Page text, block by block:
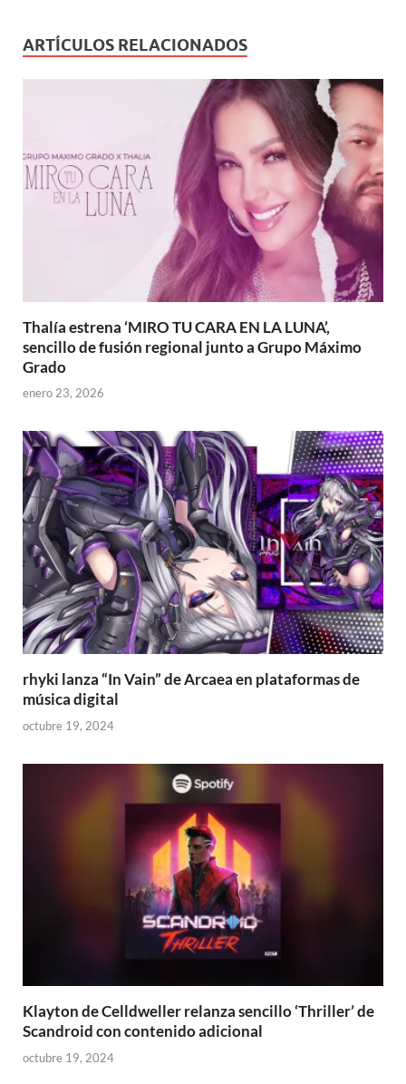
ARTÍCULOS RELACIONADOS
Thalía estrena ‘MIRO TU CARA EN LA LUNA’,
sencillo de fusión regional junto a Grupo Máximo
Grado
enero 23, 2026
rhyki lanza “In Vain” de Arcaea en plataformas de
música digital
octubre 19, 2024
Klayton de Celldweller relanza sencillo ‘Thriller’ de
Scandroid con contenido adicional
octubre 19, 2024